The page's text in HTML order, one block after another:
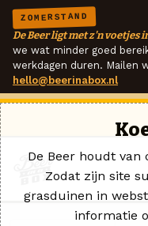
ZOMERSTAND
De Beer ligt met z'n voetjes
we wat minder goed
werkdagen duren. Mailen
hello@beerinabox.nl
De Beer houdt van
Zodat zijn site
grasduinen in
informatie